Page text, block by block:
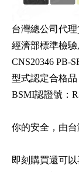
台灣總公司代理
經濟部標準檢驗
CNS20346 PB-
型式認定合格品
BSMI認證號：
你的安全，由
即刻購買還可